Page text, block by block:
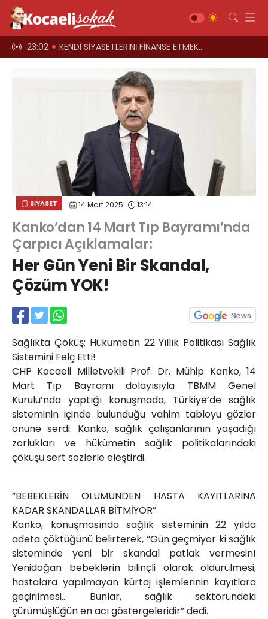
ETMEK İÇİN KOCAELİ'Yİ HARCIYORLAR 23:00 Üst geçitler, kadına şiddete karşı “turuncu” renkle
SİYASET 14 Mart 2025 13:14
Kanko’dan 14 Mart Tıp Bayramı’nda
Çarpıcı Açıklamalar:
Her Gün Yeni Bir Skandal,
Çözüm YOK!
Sağlıkta Çöküş: Hükümetin 22 Yıllık Politikası Sağlık
Sistemini Felç Etti!
CHP Kocaeli Milletvekili Prof. Dr. Mühip Kanko, 14
Mart Tıp Bayramı dolayısıyla TBMM Genel
Kurulu’nda yaptığı konuşmada, Türkiye’de sağlık
sisteminin içinde bulunduğu vahim tabloyu gözler
önüne serdi. Kanko, sağlık çalışanlarının yaşadığı
zorlukları ve hükümetin sağlık politikalarındaki
çöküşü sert sözlerle eleştirdi.
“BEBEKLERİN ÖLÜMÜNDEN HASTA KAYITLARINA
KADAR SKANDALLAR BİTMİYOR”
Kanko, konuşmasında sağlık sisteminin 22 yılda
adeta çöktüğünü belirterek, “Gün geçmiyor ki sağlık
sisteminde yeni bir skandal patlak vermesin!
Yenidoğan bebeklerin bilinçli olarak öldürülmesi,
hastalara yapılmayan kürtaj işlemlerinin kayıtlara
geçirilmesi… Bunlar, sağlık sektöründeki
çürümüşlüğün en acı göstergeleridir” dedi.
Siyaset
Asayiş
Ekonomi
Sağlık
Magazin
Spor
Diğer
Teknoloji
Kültür-Sanat
Röportajlar
Web TV Galeri
Akkavaklar Caddesi No:17/4 İzmit-
kocaelisokak@gmail.com